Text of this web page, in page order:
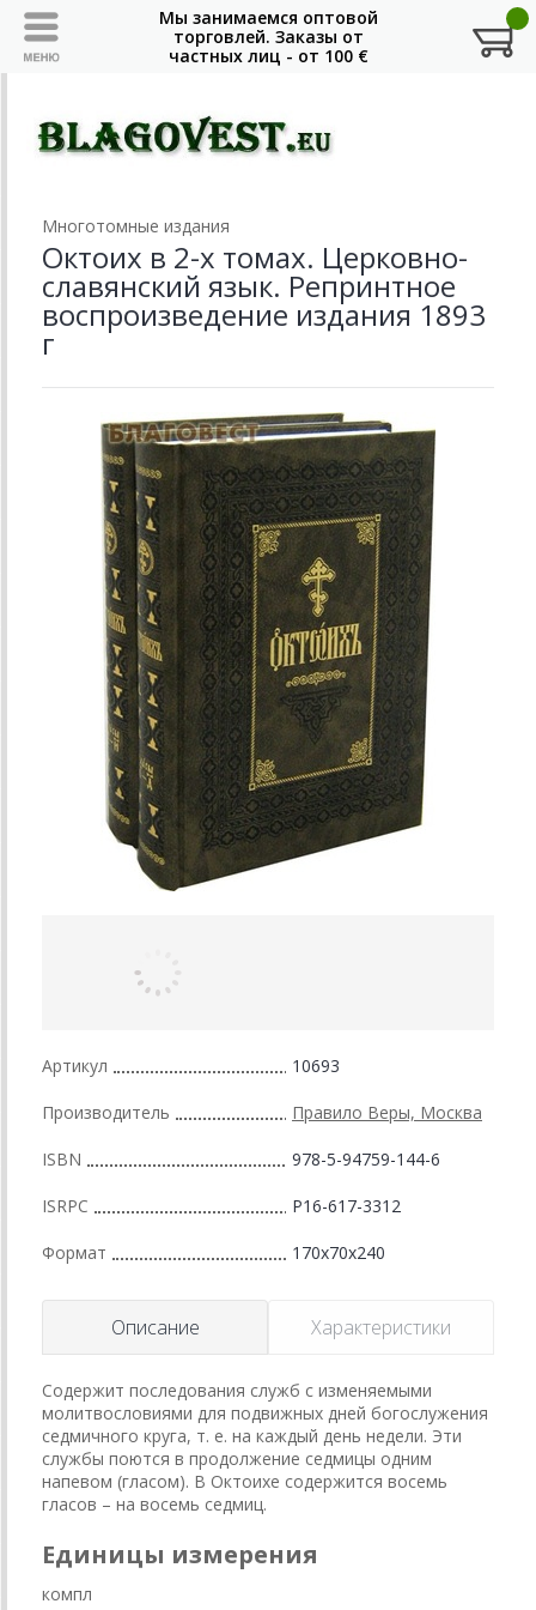
Многотомные издания
Октоих в 2-х томах. Церковно-
славянский язык. Репринтное
воспроизведение издания 1893
г
Артикул 10693
Производитель Правило Веры, Москва
ISBN 978-5-94759-144-6
ISRPC Р16-617-3312
Формат 170x70x240
Описание Характеристики
Содержит последования служб с изменяемыми
молитвословиями для подвижных дней богослужения
седмичного круга, т. е. на каждый день недели. Эти
службы поются в продолжение седмицы одним
напевом (гласом). В Октоихе содержится восемь
гласов – на восемь седмиц.
Единицы измерения
компл